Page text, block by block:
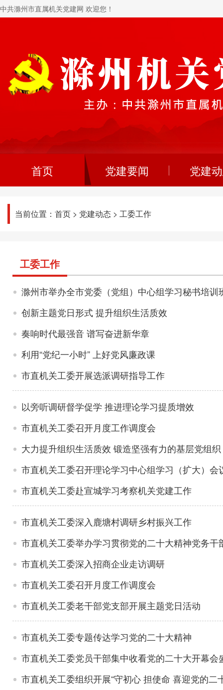
中共滁州市直属机关党建网 欢迎您！
首页 党建要闻 党建
当前位置： 首页 > 党建动态 > 工委工作
工委工作
滁州市举办全市党委（党组）中心组学习秘书培训
创新主题党日形式 提升组织生活质效
奏响时代最强音 谱写奋进新华章
利用“党纪一小时” 上好党风廉政课
市直机关工委开展选派调研指导工作
以旁听调研督学促学 推进理论学习提质增效
市直机关工委召开月度工作调度会
大力提升组织生活质效 锻造坚强有力的基层党组织
市直机关工委召开理论学习中心组学习（扩大）会
市直机关工委赴宣城学习考察机关党建工作
市直机关工委深入鹿塘村调研乡村振兴工作
市直机关工委举办学习贯彻党的二十大精神党务干
市直机关工委深入招商企业走访调研
市直机关工委召开月度工作调度会
市直机关工委老干部党支部开展主题党日活动
市直机关工委专题传达学习党的二十大精神
市直机关工委党员干部集中收看党的二十大开幕会
市直机关工委组织开展“守初心 担使命 喜迎党的二